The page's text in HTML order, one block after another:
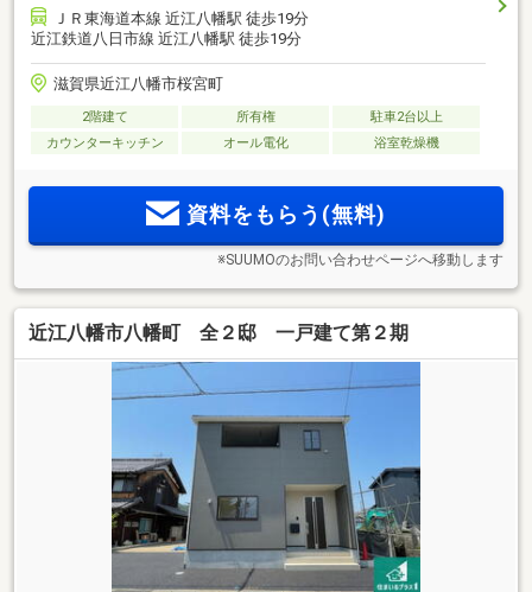
ＪＲ東海道本線 近江八幡駅 徒歩19分
近江鉄道八日市線 近江八幡駅 徒歩19分
滋賀県近江八幡市桜宮町
2階建て 所有権
駐車2台以上
カウンターキッチン
オール電化 浴室乾燥機
資料をもらう(無料)
※SUUMOのお問い合わせページへ移動します
近江八幡市八幡町 全２邸 一戸建て第２期